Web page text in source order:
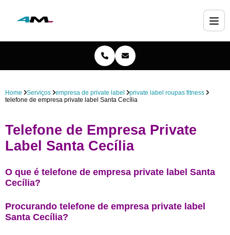
Home Serviços empresa de private label
private label roupas fitness
telefone de empresa private label Santa Cecília
Telefone de Empresa Private
Label Santa Cecília
O que é telefone de empresa private label Santa
Cecília?
Procurando telefone de empresa private label
Santa Cecília?